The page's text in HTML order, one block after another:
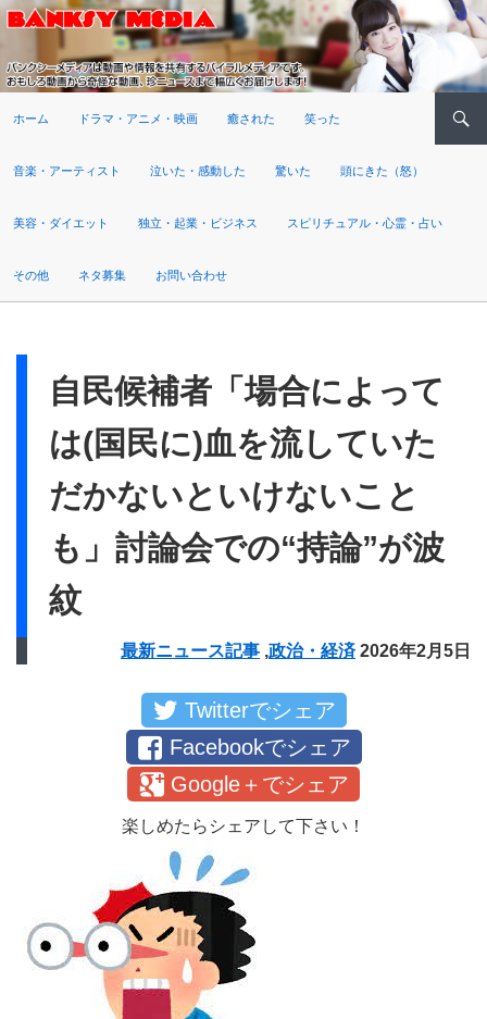
ホーム ドラマ・アニメ・映画 癒された 笑った
音楽・アーティスト 泣いた・感動した 驚いた 頭にきた（怒）
美容・ダイエット 独立・起業・ビジネス スピリチュアル・心霊・占い
その他 ネタ募集 お問い合わせ
自民候補者「場合によって
は(国民に)血を流していた
だかないといけないこと
も」討論会での“持論”が波
紋
最新ニュース記事 ,政治・経済2026年2月5日
Twitterでシェア
Facebookでシェア
Google＋でシェア
楽しめたらシェアして下さい！